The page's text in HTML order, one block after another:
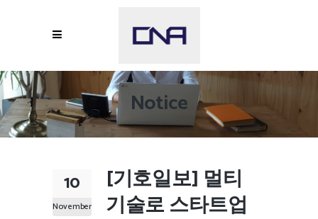
Notice
10
November
[기호일보] 멀티
기술로 스타트업